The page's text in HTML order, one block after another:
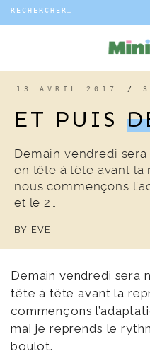
Rechercher :
VOYAGE
COUP DE COEUR
13 AVRIL 2017 /
ET PUIS
Demain vendredi
en tête à tête avant la
nous commençons
et le 2…
BY EVE
Demain vendredi sera
tête à tête avant la
commençons
mai je reprends le
boulot.